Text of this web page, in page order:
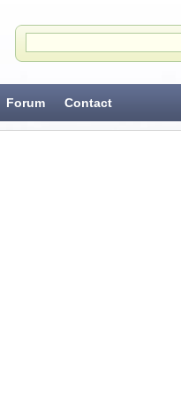
Forum Contact